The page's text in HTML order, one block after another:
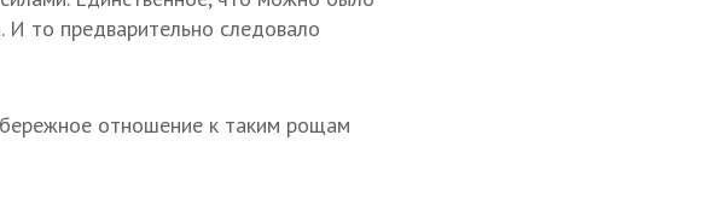
И то предварительно следовало
отношение к таким рощам